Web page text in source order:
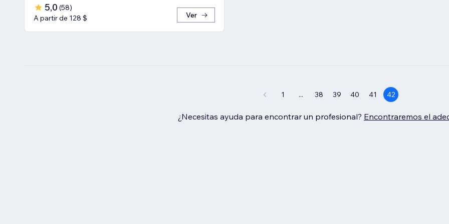
5,0 (58)
A partir de 128 $
Ver
1 ... 38 39 40 41 42
¿Necesitas ayuda para encontrar un profesional? Encontraremos el